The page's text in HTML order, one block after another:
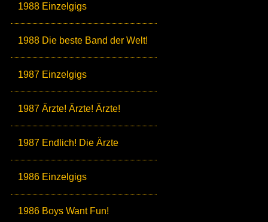
1988 Einzelgigs
1988 Die beste Band der Welt!
1987 Einzelgigs
1987 Ärzte! Ärzte! Ärzte!
1987 Endlich! Die Ärzte
1986 Einzelgigs
1986 Boys Want Fun!